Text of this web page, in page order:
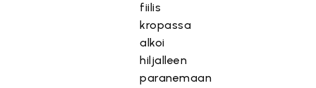
fiilis
kropassa
alkoi
hiljalleen
paranemaan